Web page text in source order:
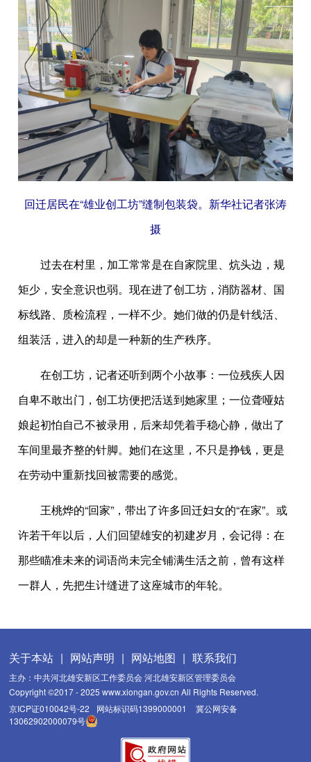
回迁居民在“雄业创工坊”缝制包装袋。新华社记者张涛
摄
过去在村里，加工常常是在自家院里、炕头边，规
矩少，安全意识也弱。现在进了创工坊，消防器材、国
标线路、质检流程，一样不少。她们做的仍是针线活、
组装活，进入的却是一种新的生产秩序。
在创工坊，记者还听到两个小故事：一位残疾人因
自卑不敢出门，创工坊便把活送到她家里；一位聋哑姑
娘起初怕自己不被录用，后来却凭着手稳心静，做出了
车间里最齐整的针脚。她们在这里，不只是挣钱，更是
在劳动中重新找回被需要的感觉。
王桃烨的“回家”，带出了许多回迁妇女的“在家”。或
许若干年以后，人们回望雄安的初建岁月，会记得：在
那些瞄准未来的词语尚未完全铺满生活之前，曾有这样
一群人，先把生计缝进了这座城市的年轮。
关于本站 | 网站声明 | 网站地图 | 联系我们
主办：中共河北雄安新区工作委员会 河北雄安新区管理委员会
Copyright ©2017 - 2025 www.xiongan.gov.cn All Rights Reserved.
京ICP证010042号-22
网站标识码1399000001
冀公网安备
13062902000079号